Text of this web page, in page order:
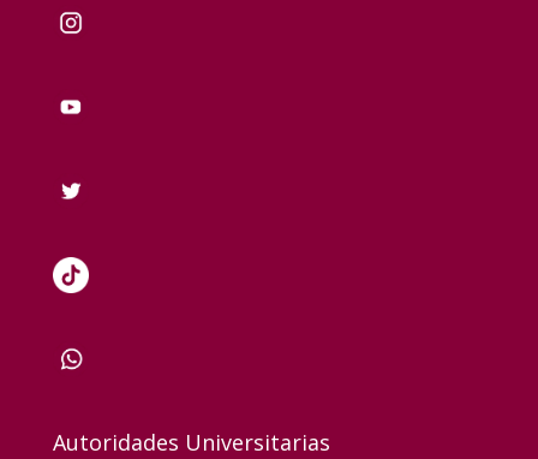
Autoridades Universitarias